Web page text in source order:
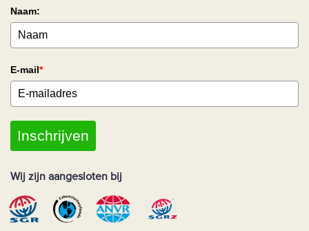
Naam:
E-mail*
Inschrijven
Wij zijn aangesloten bij